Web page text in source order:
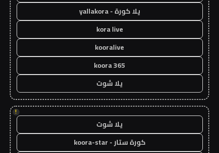
يلا كورة - yallakora
kora live
kooralive
koora 365
يلا شوت
!
يلا شوت
كورة ستار - koora-star